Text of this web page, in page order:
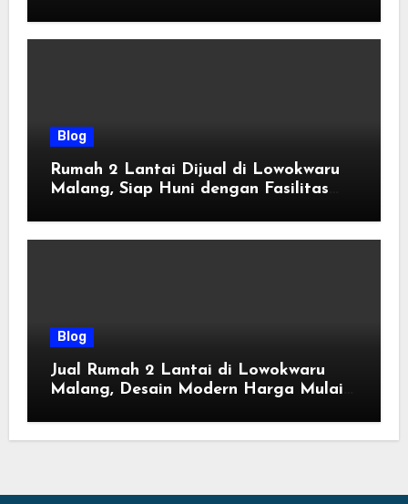
Blog
Rumah 2 Lantai Dijual di Lowokwaru
Malang, Siap Huni dengan Fasilitas
Blog
Jual Rumah 2 Lantai di Lowokwaru
Malang, Desain Modern Harga Mulai